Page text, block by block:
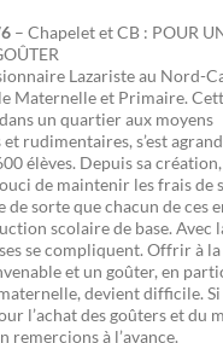
– Chapelet et CB : POUR
Lazariste au Nord-
Maternelle et Primaire.
un quartier aux moyens
rudimentaires, s’est
élèves. Depuis sa
de maintenir les frais de
de sorte que chacun de ces
scolaire de base. Avec
se compliquent. Offrir à
et un goûter, en
devient difficile.
l’achat des goûters et du
remercions à l’avance.